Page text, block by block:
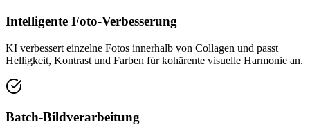
Intelligente Foto-Verbesserung
KI verbessert einzelne Fotos innerhalb von Collagen und passt
Helligkeit, Kontrast und Farben für kohärente visuelle Harmonie an.
Batch-Bildverarbeitung